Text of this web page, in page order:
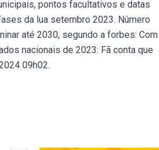
pontos facultativos e datas
da lua setembro 2023. Número
até 2030, segundo a forbes: Com
nacionais de 2023: Fã conta que
09h02.